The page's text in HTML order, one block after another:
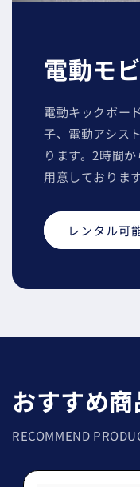
電動モ
電動キックボー
子、電動アシス
ります。2時間
用意しております
レンタル可
おすすめ商
RECOMMEND